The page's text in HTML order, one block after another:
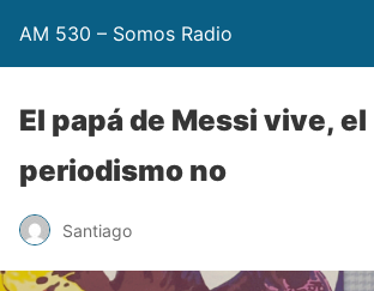
AM 530 – Somos Radio
El papá de Messi vive, el
periodismo no
Santiago